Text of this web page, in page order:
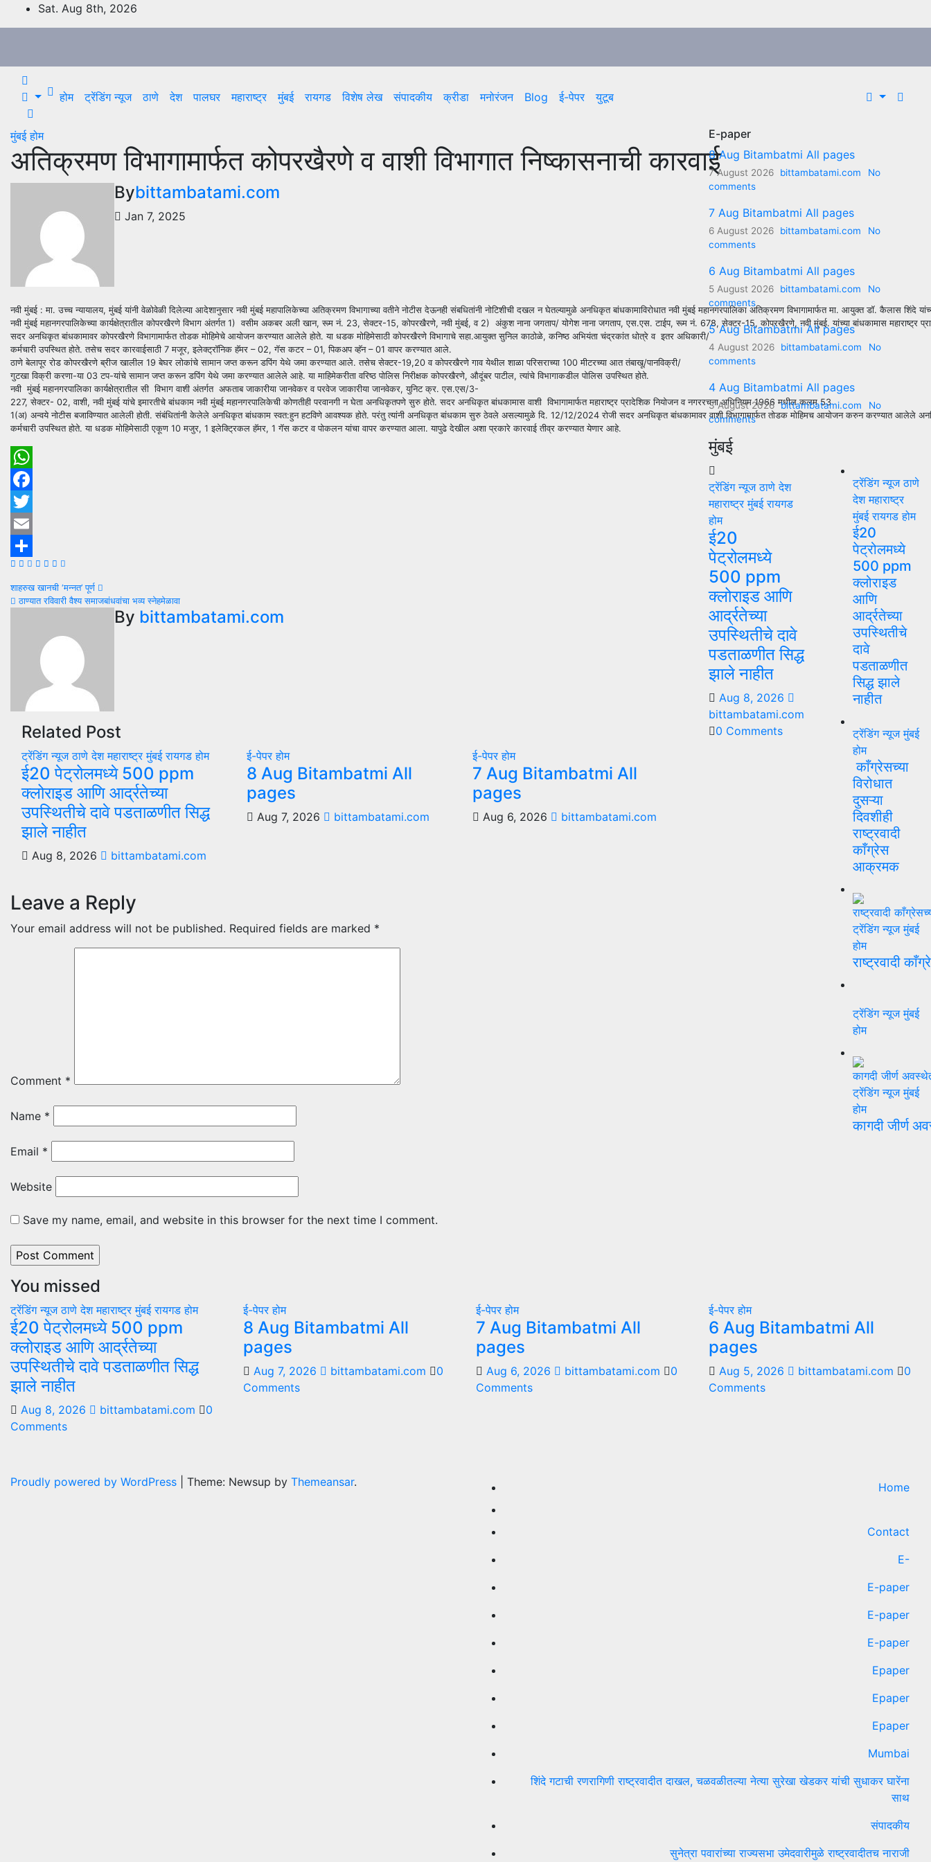
to
Sat. Aug 8th, 2026
होम ट्रेंडिंग न्यूज ठाणे देश पालघर महाराष्ट्र मुंबई रायगड विशेष लेख संपादकीय क्रीडा मनोरंजन Blog ई-पेपर युटूब
मुंबईहोम
अतिक्रमण विभागामार्फत कोपरखैरणे व वाशी विभागात निष्कासनाची कारवाई
Bybittambatami.com
Jan 7, 2025
नवी मुंबई : मा. उच्च न्यायालय, मुंबई यांनी वेळोवेळी दिलेल्या आदेशानुसार नवी मुंबई महापालिकेच्या अतिक्रमण विभागाच्या वतीने नोटीस देऊनही संबधितांनी नोटिशीची दखल न घेतल्यामुळे अनधिकृत बांधकामाविरोधात नवी मुंबई महानगरपालिका अतिक्रमण विभागामार्फत मा. आयुक्त डॉ. कैलास शिंदे
नवी मुंबई महानगरपालिकेच्या कार्यक्षेत्रातील कोपरखैरणे विभाग अंतर्गत 1) वसीम अकबर अली खान, रूम नं. 23, सेक्टर-15, कोपरखैरणे, नवी मुंबई, व 2) अंकुश नाना जगताप/ योगेश नाना जगताप, एस.एस. टाईप, रूम नं. 678, सेक्टर-15, कोपरखैरणे, नवी मुंबई. यांच्या बांधकामास
सदर अनधिकृत बांधकामावर कोपरखैरणे विभागामार्फत तोडक मोहिमेचे आयोजन करण्यात आलेले होते. या धडक मोहिमेसाठी कोपरखैरणे विभागाचे सहा.आयुक्त सुनिल काठोळे, कनिष्ठ अभियंता चंद्रकांत धोत्रे व इतर अधिकारी/
कर्मचारी उपस्थित होते. तसेच सदर कारवाईसाठी 7 मजूर, इलेक्ट्रॉनिक हॅमर – 02, गॅस कटर – 01, पिकअप व्हॅन – 01 वापर करण्यात आले.
ठाणे बेलापूर रोड कोपरखैरणे ब्रीज खालील 19 बेघर लोकांचे सामान जप्त करून डपिंग येथे जमा करण्यात आले. तसेच सेक्टर-19,20 व कोपरखैरणे गाव येथील शाळा परिसराच्या 100 मीटरच्या आत तंबाखू/पानविक्री/
गुटखा विक्री करणा-या 03 टप-यांचे सामान जप्त करून डपिंग येथे जमा करण्यात आलेले आहे. या माहिमेकरीता वरिष्ठ पोलिस निरीक्षक कोपरखैरणे, औदूंबर पाटील, त्यांचे विभागाकडील पोलिस उपस्थित होते.
नवी मुंबई महानगरपालिका कार्यक्षेत्रातील सी विभाग वाशी अंतर्गत अफताब जाकारीया जानवेकर व परवेज जाकारीया जानवेकर, युनिट क्र. एस.एस/3-
227, सेक्टर- 02, वाशी, नवी मुंबई यांचे इमारतीचे बांधकाम नवी मुंबई महानगरपालिकेची कोणतीही परवानगी न घेता अनधिकृतपणे सुरु होते. सदर अनधिकृत बांधकामास वाशी विभागामार्फत महाराष्ट्र प्रादेशिक नियोजन व नगररचना अधिनियम 1966 मधील कलम 53
1(अ) अन्वये नोटीस बजाविण्यात आलेली होती. संबंधितांनी केलेले अनधिकृत बांधकाम स्वत:हुन हटविणे आवश्यक होते. परंतु त्यांनी अनधिकृत बांधकाम सुरु ठेवले असल्यामुळे दि. 12/12/2024 रोजी सदर अनधिकृत बांधकामावर वाशी विभागामार्फत तोडक मोहिमच आयोजन करुन
कर्मचारी उपस्थ‍ित होते. या धडक मोहिमेसाठी एकूण 10 मजुर, 1 इलेक्ट्रिकल हॅमर, 1 गॅस कटर व पोकलन यांचा वापर करण्यात आला. यापुढे देखील अशा प्रकारे कारवाई तीव्र करण्यात येणार आहे.
WhatsApp
Facebook
Twitter
Email
Share
Post
navigation
शाहरुख खानची ‘मन्नत’ पूर्ण
ठाण्यात रविवारी वैश्य समाजबांधवांचा भव्य स्नेहमेळावा
By bittambatami.com
Related Post
ट्रेंडिंग न्यूजठाणेदेशमहाराष्ट्रमुंबईरायगडहोम
ई20 पेट्रोलमध्ये 500 ppm
क्लोराइड आणि आर्द्रतेच्या
उपस्थितीचे दावे पडताळणीत सिद्ध
झाले नाहीत
Aug 8, 2026 bittambatami.com
ई-पेपरहोम
8 Aug Bitambatmi All
pages
Aug 7, 2026 bittambatami.com
ई-पेपरहोम
7 Aug Bitambatmi All
pages
Aug 6, 2026 bittambatami.com
Leave a Reply
Your email address will not be published. Required fields are marked *
Comment *
Name *
Email *
Website
Save my name, email, and website in this browser for the next time I comment.
E-paper
8 Aug Bitambatmi All pages
7 August 2026 bittambatami.com
No
comments
7 Aug Bitambatmi All pages
6 August 2026 bittambatami.com
No
comments
6 Aug Bitambatmi All pages
5 August 2026 bittambatami.com
No
comments
5 Aug Bitambatmi All pages
4 August 2026 bittambatami.com
No
comments
4 Aug Bitambatmi All pages
3 August 2026 bittambatami.com
No
comments
मुंबई
ट्रेंडिंग न्यूजठाणेदेश
महाराष्ट्रमुंबईरायगड
होम
ई20
पेट्रोलमध्ये
500 ppm
क्लोराइड आणि
आर्द्रतेच्या
उपस्थितीचे दावे
पडताळणीत सिद्ध
झाले नाहीत
Aug 8, 2026
bittambatami.com
0 Comments
ट्रेंडिंग न्यूजठाणे
देशमहाराष्ट्र
मुंबईरायगडहोम
ई20
पेट्रोलमध्ये
500 ppm
क्लोराइड
आणि
आर्द्रतेच्या
उपस्थितीचे
दावे
पडताळणीत
सिद्ध झाले
नाहीत
ट्रेंडिंग न्यूजमुंबई
होम
काँग्रेसच्या
विरोधात
दुसऱ्या
दिवशीही
राष्ट्रवादी
काँग्रेस
आक्रमक
ट्रेंडिंग न्यूजमुंबई
होम
राष्ट्रवादी
ट्रेंडिंग न्यूजमुंबई
होम
ट्रेंडिंग न्यूजमुंबई
होम
कागदी जीर्ण
You missed
ट्रेंडिंग न्यूजठाणेदेशमहाराष्ट्रमुंबईरायगडहोम
ई20 पेट्रोलमध्ये 500 ppm
क्लोराइड आणि आर्द्रतेच्या
उपस्थितीचे दावे पडताळणीत सिद्ध
झाले नाहीत
Aug 8, 2026 bittambatami.com
0
Comments
ई-पेपरहोम
8 Aug Bitambatmi All
pages
Aug 7, 2026 bittambatami.com
0
Comments
ई-पेपरहोम
7 Aug Bitambatmi All
pages
Aug 6, 2026 bittambatami.com
0
Comments
ई-पेपरहोम
6 Aug Bitambatmi All
pages
Aug 5, 2026 bittambatami.com
0
Comments
Proudly powered by WordPress Theme: Newsup by Themeansar. Home
Contact
E-
E-paper
E-paper
E-paper
Epaper
Epaper
Epaper
Mumbai
शिंदे गटाची रणरागिणी राष्ट्रवादीत दाखल, चळवळीतल्या नेत्या सुरेखा खेडकर यांची सुधाकर घारेंना
साथ
संपादकीय
सुनेत्रा पवारांच्या राज्यसभा उमेदवारीमुळे राष्ट्रवादीतच नाराजी